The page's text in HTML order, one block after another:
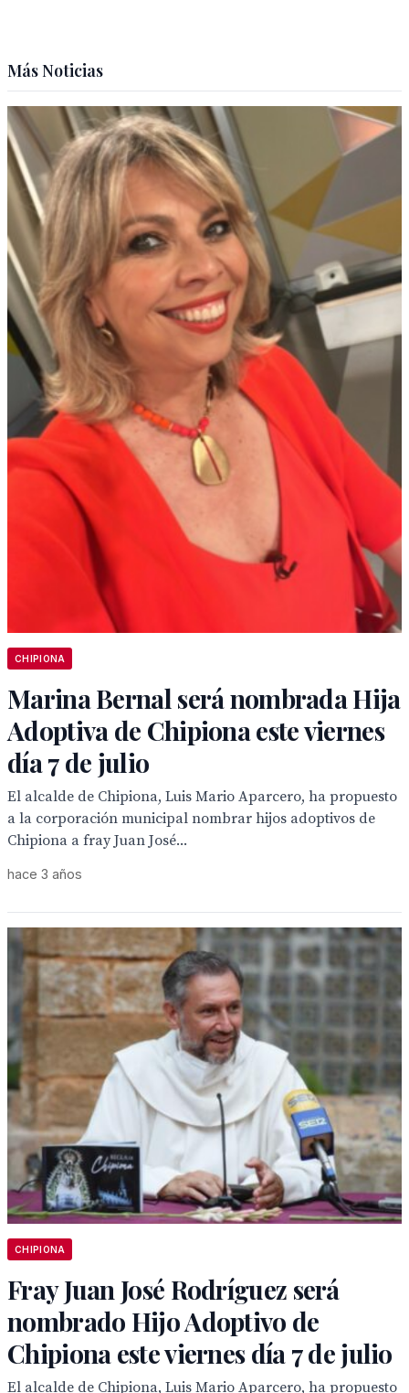
Más Noticias
CHIPIONA
Marina Bernal será nombrada Hija
Adoptiva de Chipiona este viernes
día 7 de julio
El alcalde de Chipiona, Luis Mario Aparcero, ha propuesto
a la corporación municipal nombrar hijos adoptivos de
Chipiona a fray Juan José...
hace 3 años
CHIPIONA
Fray Juan José Rodríguez será
nombrado Hijo Adoptivo de
Chipiona este viernes día 7 de julio
El alcalde de Chipiona, Luis Mario Aparcero, ha propuesto